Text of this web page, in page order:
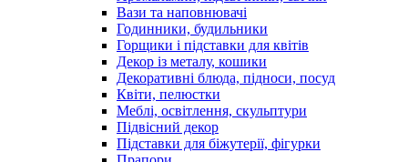
Вази та наповнювачі
Годинники, будильники
Горщики і підставки для квітів
Декор із металу, кошики
Декоративні блюда, підноси, посуд
Квіти, пелюстки
Меблі, освітлення, скульптури
Підвісний декор
Підставки для біжутерії, фігурки